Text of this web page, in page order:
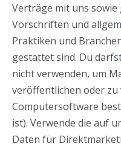
Verträge mit uns sowie
Vorschriften und
Praktiken und
gestattet sind. Du
nicht verwenden, um
veröffentlichen oder
Computersoftware
ist). Verwende die auf
Daten für